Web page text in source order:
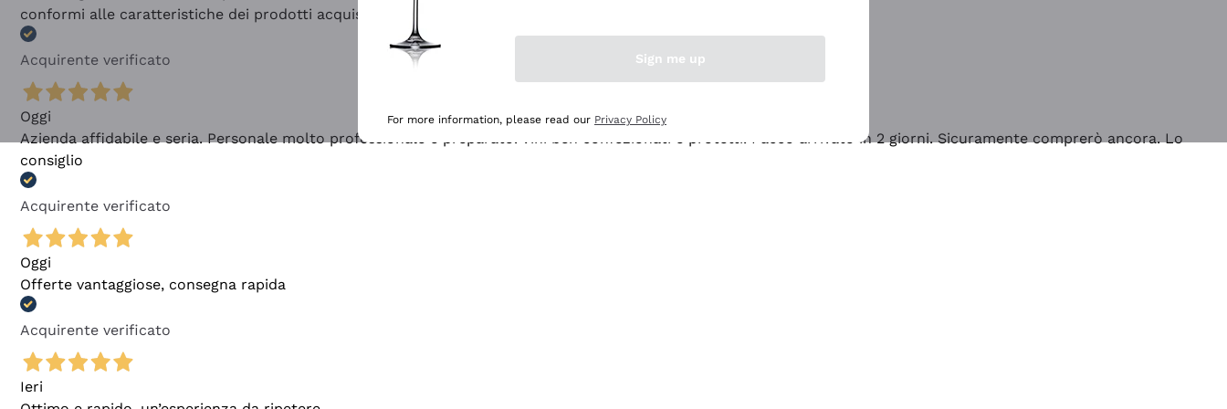
conformi alle caratteristiche dei prodotti acquistati
Acquirente verificato
Oggi
Azienda affidabile e seria. Personale molto professionale e preparato. Vini ben confezionati e protetti. Pacco arrivato in 2 giorni. Sicuramente comprerò ancora. Lo
consiglio
Acquirente verificato
Oggi
Offerte vantaggiose, consegna rapida
Acquirente verificato
Ieri
Sign me up
For more information, please read our Privacy Policy